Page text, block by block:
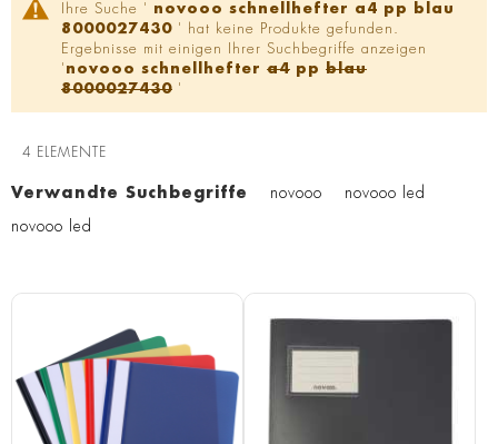
Ihre Suche ' novooo schnellhefter a4 pp blau
8000027430 ' hat keine Produkte gefunden.
Ergebnisse mit einigen Ihrer Suchbegriffe anzeigen
' novooo schnellhefter a4 pp blau
8000027430 '
4 ELEMENTE
Verwandte Suchbegriffe novooo novooo led
novooo led